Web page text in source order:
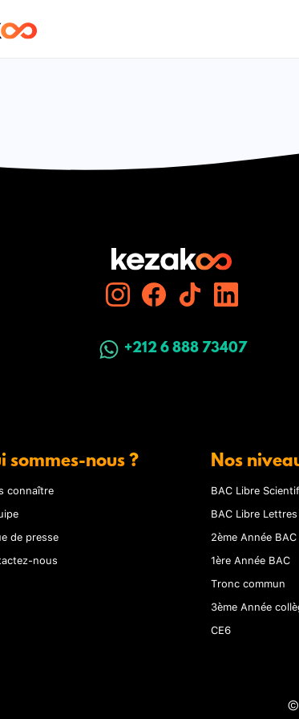
+212 6 888 73407
sommes-nous ?
connaître
de presse
nous
Nos
BAC Libre
BAC Libre Lettres
2ème Année BAC
1ère Année BAC
Tronc commun
3ème Année
CE6